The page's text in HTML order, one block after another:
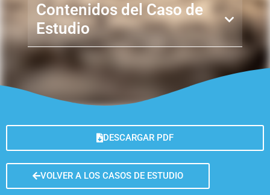
Contenidos del Caso de
Estudio
DESCARGAR PDF
VOLVER A LOS CASOS DE ESTUDIO